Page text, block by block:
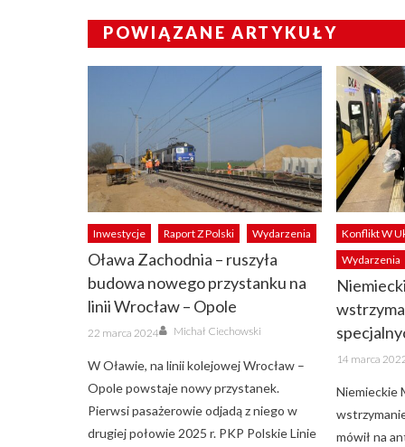
POWIĄZANE ARTYKUŁY
Inwestycje Raport Z Polski Wydarzenia
Oława Zachodnia – ruszyła
budowa nowego przystanku na
linii Wrocław – Opole
Posted
on
22 marca 2024 Author
Michał Ciechowski
W Oławie, na linii kolejowej Wrocław –
Opole powstaje nowy przystanek.
Pierwsi pasażerowie odjadą z niego w
drugiej połowie 2025 r. PKP Polskie Linie
Konflikt W
Wydarzenia
Posted
on
14 marca
Niemieckie
mówił na